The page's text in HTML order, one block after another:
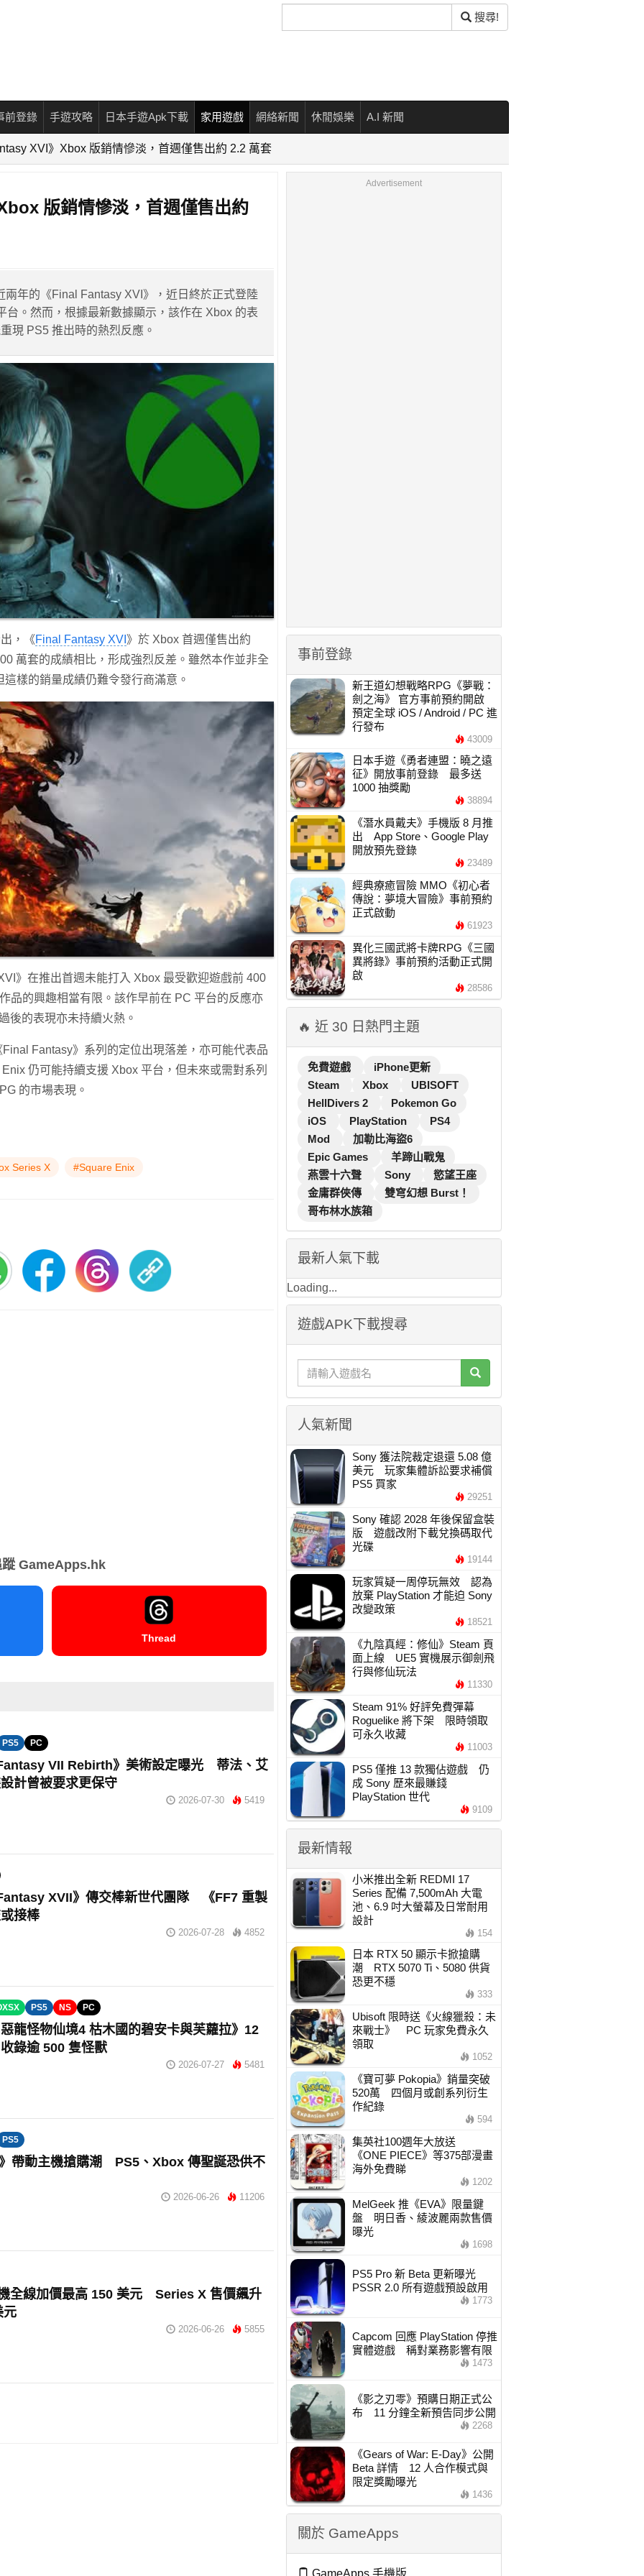
尋
搜尋!
前登錄 手遊攻略 日本手遊Apk下載 家用遊戲 網絡新聞 休閒娛樂 A.I 新聞
XVI》Xbox 版銷情慘淡，首週僅售出約 2.2 萬套
版銷情慘淡，首週僅售出約
兩年的《Final Fantasy XVI》，近日終於正式登陸
台。然而，根據最新數據顯示，該作在 Xbox 的表
現 PS5 推出時的熱烈反應。
，《Final Fantasy XVI 》於 Xbox 首週僅售出約
萬套的成績相比，形成強烈反差。雖然本作並非全
樣的銷量成績仍難令發行商滿意。
》在推出首週未能打入 Xbox 最受歡迎遊戲前 400
品的興趣相當有限。該作早前在 PC 平台的反應亦
後的表現亦未持續火熱。
Fantasy》系列的定位出現落差，亦可能代表品
仍可能持續支援 Xbox 平台，但未來或需對系列
的市場表現。
Series X #Square Enix
蹤 GameApps.hk
Thread
PS5 PC
VII Rebirth》美術設定曝光 蒂法、艾
計曾被要求更保守
2026-07-30 5419
XVII》傳交棒新世代團隊 《FF7 重製
接棒
2026-07-28 4852
PS5 NS PC
龍怪物仙境4 枯木國的碧安卡與芙蘿拉》12
錄逾 500 隻怪獸
2026-07-27 5481
PS5
帶動主機搶購潮 PS5、Xbox 傳聖誕恐供不
2026-06-26 11206
全線加價最高 150 美元 Series X 售價飆升
元
2026-06-26 5855
Advertisement
事前登錄
新王道幻想戰略RPG《夢戰：
劍之海》 官方事前預約開啟
預定全球 iOS / Android / PC 進
行發布
43009
日本手遊《勇者連盟：曉之遠
征》開放事前登錄 最多送
1000 抽獎勵
38894
《潛水員戴夫》手機版 8 月推
出 App Store、Google Play
開放預先登錄
23489
經典療癒冒險 MMO《初心者
傳說：夢境大冒險》事前預約
正式啟動
61923
異化三國武將卡牌RPG《三國
異將錄》事前預約活動正式開
啟
28586
🔥 近 30 日熱門主題
免費遊戲
iPhone更新
Steam
Xbox
UBISOFT
HellDivers 2
Pokemon Go
iOS
PlayStation
PS4
Mod
加勒比海盜6
Epic Games
羊蹄山戰鬼
燕雲十六聲
Sony
慾望王座
金庸群俠傳
雙穹幻想 Burst！
哥布林水族箱
最新人氣下載
Loading...
遊戲APK下載搜尋
人氣新聞
Sony 獲法院裁定退還 5.08 億
美元 玩家集體訴訟要求補償
PS5 買家
29251
Sony 確認 2028 年後保留盒裝
版 遊戲改附下載兌換碼取代
光碟
19144
玩家質疑一周停玩無效 認為
放棄 PlayStation 才能迫 Sony
改變政策
18521
《九陰真經：修仙》Steam 頁
面上線 UE5 實機展示御劍飛
行與修仙玩法
11330
Steam 91% 好評免費彈幕
Roguelike 將下架 限時領取
可永久收藏
11003
PS5 僅推 13 款獨佔遊戲 仍
成 Sony 歷來最賺錢
PlayStation 世代
9109
最新情報
小米推出全新 REDMI 17
Series 配備 7,500mAh 大電
池、6.9 吋大螢幕及日常耐用
設計
154
日本 RTX 50 顯示卡掀搶購
潮 RTX 5070 Ti、5080 供貨
恐更不穩
333
Ubisoft 限時送《火線獵殺：未
來戰士》 PC 玩家免費永久
領取
1052
《寶可夢 Pokopia》銷量突破
520萬 四個月或創系列衍生
作紀錄
594
集英社100週年大放送
《ONE PIECE》等375部漫畫
海外免費睇
1202
MelGeek 推《EVA》限量鍵
盤 明日香、綾波麗兩款售價
曝光
1698
PS5 Pro 新 Beta 更新曝光
PSSR 2.0 所有遊戲預設啟用
1773
Capcom 回應 PlayStation 停推
實體遊戲 稱對業務影響有限
1473
《影之刃零》預購日期正式公
布 11 分鐘全新預告同步公開
2268
《Gears of War: E-Day》公開
Beta 詳情 12 人合作模式與
限定獎勵曝光
1436
關於 GameApps
GameApps 手機版